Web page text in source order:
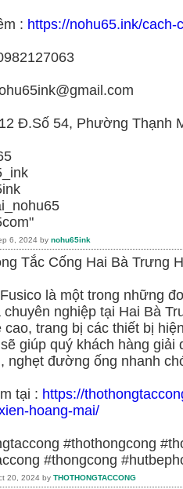
: https://nohu65.ink/
Đ.Số 54, Phường Thạnh
6, 2024 by nohu65ink
Tắc Cống Hai Bà Trưng
là một trong những
chuyên nghiệp tại Hai Bà
cao, trang bị các thiết bị
giúp quý khách hàng
nghẹt đường ống nhanh
tại : https://
hoang-mai/
#thothongcong
#thongcong
20, 2024 by THOTHONGTACCONG